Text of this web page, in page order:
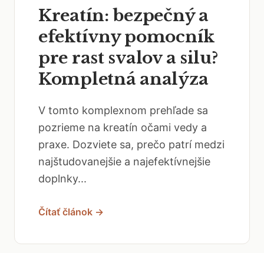
Kreatín: bezpečný a
efektívny pomocník
pre rast svalov a silu?
Kompletná analýza
V tomto komplexnom prehľade sa
pozrieme na kreatín očami vedy a
praxe. Dozviete sa, prečo patrí medzi
najštudovanejšie a najefektívnejšie
doplnky...
Čítať článok →